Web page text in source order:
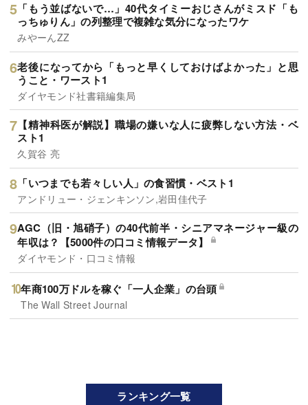
「もう並ばないで…」40代タイミーおじさんがミスド「も
っちゅりん」の列整理で複雑な気分になったワケ
みやーんZZ
老後になってから「もっと早くしておけばよかった」と思
うこと・ワースト1
ダイヤモンド社書籍編集局
【精神科医が解説】職場の嫌いな人に疲弊しない方法・ベ
スト1
久賀谷 亮
「いつまでも若々しい人」の食習慣・ベスト1
アンドリュー・ジェンキンソン,岩田佳代子
AGC（旧・旭硝子）の40代前半・シニアマネージャー級の
年収は？【5000件の口コミ情報データ】
ダイヤモンド・口コミ情報
年商100万ドルを稼ぐ「一人企業」の台頭
The Wall Street Journal
ランキング一覧